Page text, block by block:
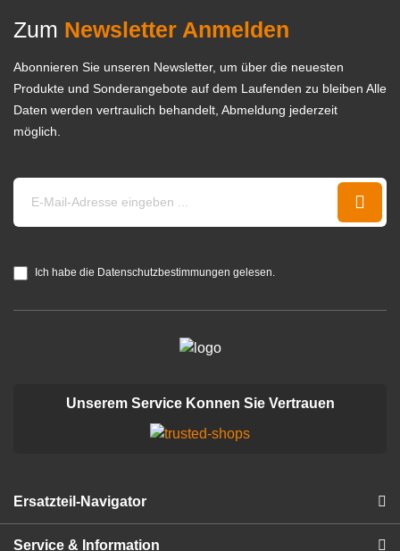
Zum Newsletter Anmelden
Abonnieren Sie unseren Newsletter, um über die neuesten
Produkte und Sonderangebote auf dem Laufenden zu bleiben Alle
Daten werden vertraulich behandelt, Abmeldung jederzeit
möglich.
Ich habe die Datenschutzbestimmungen gelesen.
Unserem Service Konnen Sie Vertrauen
Ersatzteil-Navigator
Service & Information